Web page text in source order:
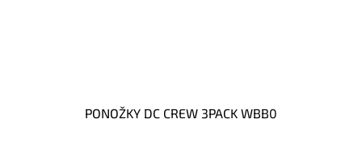
PONOŽKY DC CREW 3PACK WBB0